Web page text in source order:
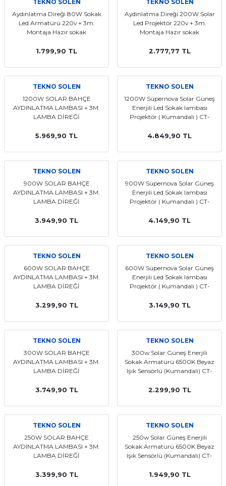
Multi Busbar Güneş Panelleri
Güneş Panelleri
Series Güneş Panelleri
Güneş Panelleri
Yaşam Serisi Güneş Panelleri
Half-Cut Multi Busbar Güneş
Half-Cut Multi Busbar Güneş
N-Type Güneş Panelleri
TommaTech Bataryalar
İnverterleri
Hibrit İnverter
Hibrit İnverter
TEKNO SOLEN
Aydınlatma Direği 80W Sokak
Led Armatürü 220v + 3m.
Montaja Hazır sokak
1.799,90 TL
TEKNO SOLEN
Aydınlatma Direği 200W Solar
Led Projektör 220v + 3m.
Montaja Hazır sokak
2.777,77 TL
TEKNO SOLEN
1200W SOLAR BAHÇE
AYDINLATMA LAMBASI + 3M.
LAMBA DİREĞİ
5.969,90 TL
TEKNO SOLEN
1200W Süpernova Solar Güneş
Enerjili Led Sokak lambası
Projektör ( Kumandalı ) CT-
4.849,90 TL
TEKNO SOLEN
900W SOLAR BAHÇE
AYDINLATMA LAMBASI + 3M.
LAMBA DİREĞİ
3.949,90 TL
TEKNO SOLEN
900W Süpernova Solar Güneş
Enerjili Led Sokak lambası
Projektör ( Kumandalı ) CT-
4.149,90 TL
TEKNO SOLEN
600W SOLAR BAHÇE
AYDINLATMA LAMBASI + 3M.
LAMBA DİREĞİ
3.299,90 TL
TEKNO SOLEN
600W Süpernova Solar Güneş
Enerjili Led Sokak lambası
Projektör ( Kumandalı ) CT-
3.149,90 TL
TEKNO SOLEN
300W SOLAR BAHÇE
AYDINLATMA LAMBASI + 3M.
LAMBA DİREĞİ
3.749,90 TL
TEKNO SOLEN
300w Solar Güneş Enerjili
Sokak Armatürü 6500K Beyaz
Işık Sensörlü (Kumandalı) CT-
2.299,90 TL
TEKNO SOLEN
250W SOLAR BAHÇE
AYDINLATMA LAMBASI + 3M.
LAMBA DİREĞİ
3.399,90 TL
TEKNO SOLEN
250w Solar Güneş Enerjili
Sokak Armatürü 6500K Beyaz
Işık Sensörlü (Kumandalı) CT-
1.949,90 TL